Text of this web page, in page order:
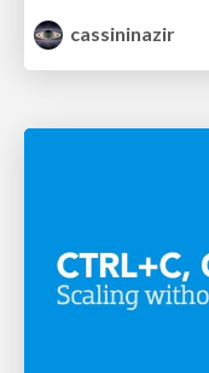
cassininazir